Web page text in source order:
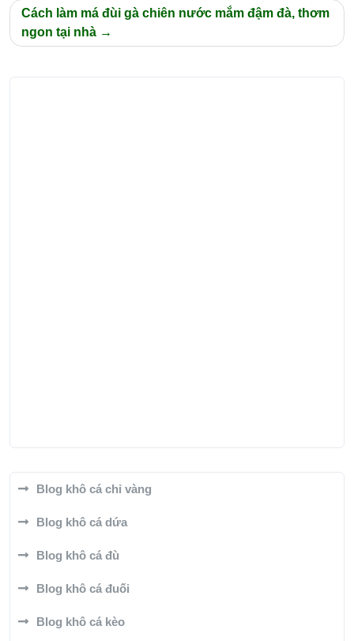
viết
Cách làm má đùi gà chiên nước mắm đậm đà, thơm
ngon tại nhà
Blog khô cá chỉ vàng
Blog khô cá dứa
Blog khô cá đù
Blog khô cá đuối
Blog khô cá kèo